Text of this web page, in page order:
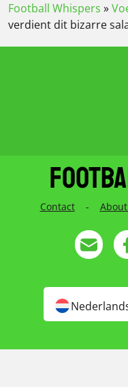
Football Whispers »
verdient dit bizarre
Contact -